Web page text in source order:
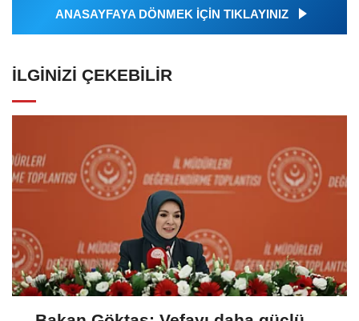
ANASAYFAYA DÖNMEK İÇİN TIKLAYINIZ
İLGINIZI ÇEKEBILIR